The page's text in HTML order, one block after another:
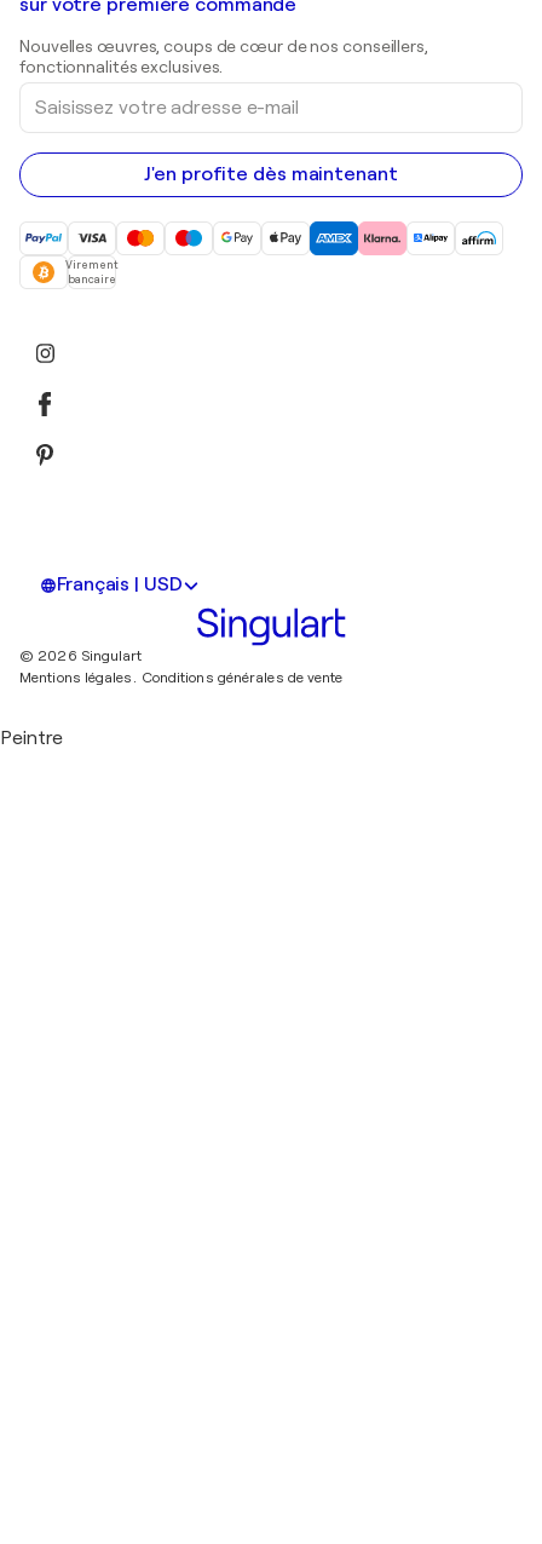
Estampes
Peintures acryliques
Galeries d'art en Belgique
sur votre première commande
Nouvelles œuvres, coups de cœur de nos conseillers,
fonctionnalités exclusives.
Saisissez
votre
adresse
e-
mail
J'en profite dès maintenant
Virement
bancaire
Français | USD
© 2026 Singulart
Mentions légales. Conditions générales de vente
Peintre